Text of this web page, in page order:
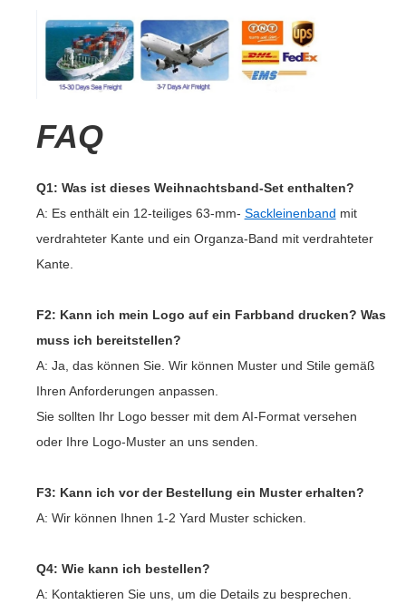
FAQ
Q1: Was ist dieses Weihnachtsband-Set enthalten?
A: Es enthält ein 12-teiliges 63-mm- Sackleinenband mit
verdrahteter Kante und ein Organza-Band mit verdrahteter
Kante.
F2: Kann ich mein Logo auf ein Farbband drucken? Was
muss ich bereitstellen?
A: Ja, das können Sie. Wir können Muster und Stile gemäß
Ihren Anforderungen anpassen.
Sie sollten Ihr Logo besser mit dem AI-Format versehen
oder Ihre Logo-Muster an uns senden.
F3: Kann ich vor der Bestellung ein Muster erhalten?
A: Wir können Ihnen 1-2 Yard Muster schicken.
Q4: Wie kann ich bestellen?
A: Kontaktieren Sie uns, um die Details zu besprechen.